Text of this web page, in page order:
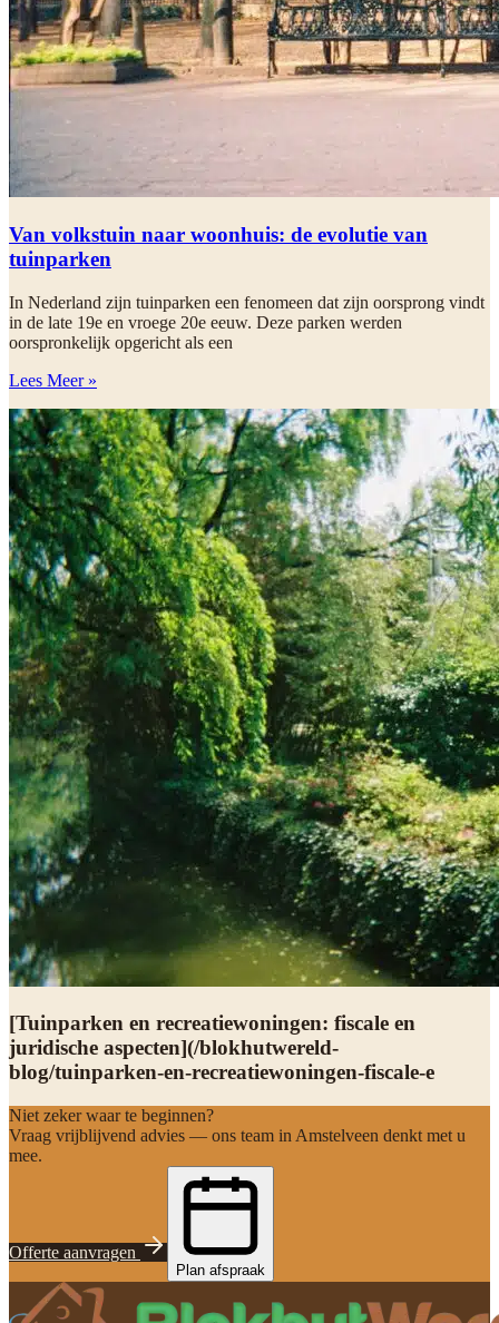
Van volkstuin naar woonhuis: de evolutie van
tuinparken
In Nederland zijn tuinparken een fenomeen dat zijn oorsprong vindt
in de late 19e en vroege 20e eeuw. Deze parken werden
oorspronkelijk opgericht als een
Lees Meer »
[Tuinparken en recreatiewoningen: fiscale en
juridische aspecten](/blokhutwereld-
blog/tuinparken-en-recreatiewoningen-fiscale-e
Niet zeker waar te beginnen?
Vraag vrijblijvend advies — ons team in Amstelveen denkt met u
mee.
Offerte aanvragen
Plan afspraak